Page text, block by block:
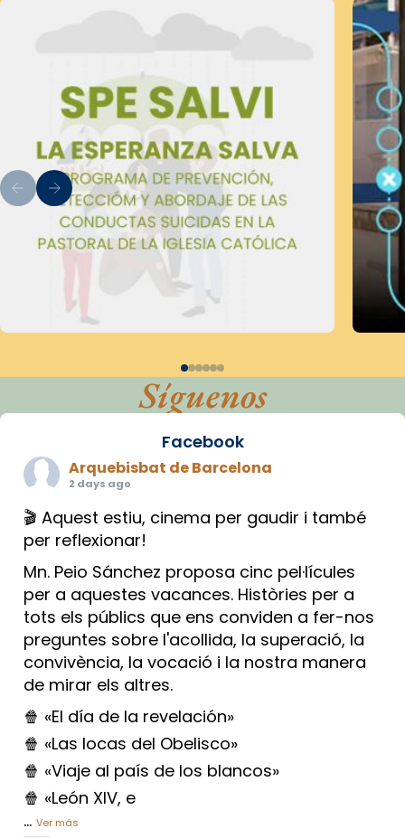
Síguenos
Facebook
Arquebisbat de Barcelona
2 days ago
🎬 Aquest estiu, cinema per gaudir i també
per reflexionar!
Mn. Peio Sánchez proposa cinc pel·lícules
per a aquestes vacances. Històries per a
tots els públics que ens conviden a fer-nos
preguntes sobre l'acollida, la superació, la
convivència, la vocació i la nostra manera
de mirar els altres.
🍿 «El día de la revelación»
🍿 «Las locas del Obelisco»
🍿 «Viaje al país de los blancos»
🍿 «León XIV, e
... Ver más